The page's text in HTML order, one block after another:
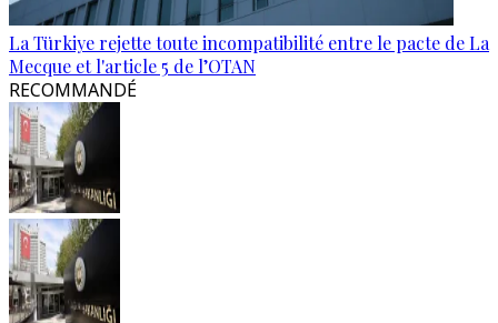
La Türkiye rejette toute incompatibilité entre le pacte de La
Mecque et l'article 5 de l’OTAN
RECOMMANDÉ